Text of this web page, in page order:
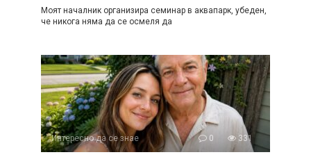
Моят началник организира семинар в аквапарк, убеден,
че никога няма да се осмеля да
Интересно да се знае 0 331